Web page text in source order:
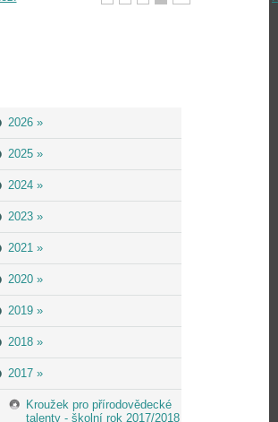
2026 »
2025 »
2024 »
2023 »
2021 »
2020 »
2019 »
2018 »
2017 »
Kroužek pro přírodovědecké
talenty - školní rok 2017/2018